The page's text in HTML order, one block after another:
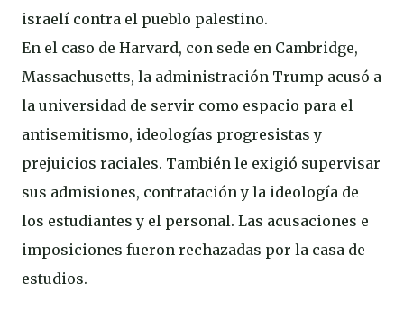
israelí contra el pueblo palestino.
En el caso de Harvard, con sede en Cambridge,
Massachusetts, la administración Trump acusó a
la universidad de servir como espacio para el
antisemitismo, ideologías progresistas y
prejuicios raciales. También le exigió supervisar
sus admisiones, contratación y la ideología de
los estudiantes y el personal. Las acusaciones e
imposiciones fueron rechazadas por la casa de
estudios.